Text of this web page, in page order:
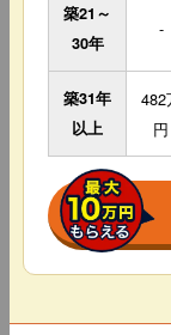
築21～
30年
-
築31年
以上
482
円